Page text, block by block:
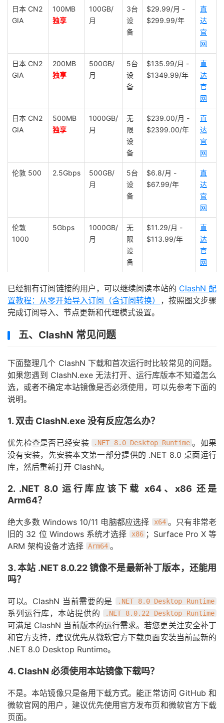
日本 CN2
GIA
100MB
独享
100GB/
月
3台
设
备
$29.99/月 -
$299.99/年
直
达
官
网
日本 CN2
GIA
200MB
独享
500GB/
月
5台
设
备
$135.99/月 -
$1349.99/年
直
达
官
网
日本 CN2
GIA
500MB
独享
1000GB/
月
无
限
设
备
$239.00/月 -
$2399.00/年
直
达
官
网
伦敦 500 2.5Gbps
500GB/
月
5台
设
备
$6.8/月 -
$67.99/年
直
达
官
网
伦敦
1000
5Gbps
1000GB/
月
无
限
设
备
$11.29/月 -
$113.99/年
直
达
官
网
已经拥有订阅链接的用户，可以继续阅读本站的 ClashN 配
置教程：从零开始导入订阅（含订阅转换）
，按照图文步骤
完成订阅导入、节点更新和代理模式设置。
五、ClashN 常见问题
下面整理几个 ClashN 下载和首次运行时比较常见的问题。
如果您遇到 ClashN.exe 无法打开、运行库版本不知道怎么
选，或者不确定本站镜像是否必须使用，可以先参考下面的
说明。
1. 双击 ClashN.exe 没有反应怎么办？
优先检查是否已经安装 .NET 8.0 Desktop Runtime 。如果
没有安装，先安装本文第一部分提供的 .NET 8.0 桌面运行
库，然后重新打开 ClashN。
2. .NET 8.0 运行库应该下载 x64、x86 还是
Arm64？
绝大多数 Windows 10/11 电脑都应选择 x64 。只有非常老
旧的 32 位 Windows 系统才选择
x86 ；Surface Pro X 等
ARM 架构设备才选择 Arm64 。
3. 本站 .NET 8.0.22 镜像不是最新补丁版本，还能用
吗？
可以。ClashN 当前需要的是 .NET 8.0 Desktop Runtime
系列运行库，本站提供的 .NET 8.0.22 Desktop Runtime
可满足 ClashN 当前版本的运行需求。若您更关注安全补丁
和官方支持，建议优先从微软官方下载页面安装当前最新的
.NET 8.0 Desktop Runtime。
4. ClashN 必须使用本站镜像下载吗？
不是。本站镜像只是备用下载方式。能正常访问 GitHub 和
微软官网的用户，建议优先使用官方发布页和微软官方下载
页面。